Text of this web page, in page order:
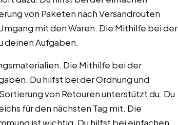
von Paketen nach Versandrouten
mit den Waren. Die Mithilfe bei der
deinen Aufgaben.
Die Mithilfe bei der
Du hilfst bei der Ordnung und
von Retouren unterstützt du. Du
für den nächsten Tag mit. Die
ist wichtig. Du hilfst bei einfachen